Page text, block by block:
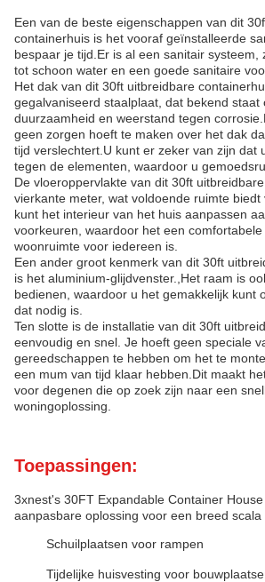
Een van de beste eigenschappen van dit
containerhuis is het vooraf geïnstalleerde
bespaar je tijd.Er is al een sanitair systeem,
tot schoon water en een goede sanitaire
Het dak van dit 30ft uitbreidbare
gegalvaniseerd staalplaat, dat bekend staat
duurzaamheid en weerstand tegen
geen zorgen hoeft te maken over het dak
tijd verslechtert.U kunt er zeker van zijn dat
tegen de elementen, waardoor u
De vloeroppervlakte van dit 30ft
vierkante meter, wat voldoende ruimte biedt
kunt het interieur van het huis aanpassen
voorkeuren, waardoor het een
woonruimte voor iedereen is.
Een ander groot kenmerk van dit 30ft
is het aluminium-glijdvenster.,Het raam is
bedienen, waardoor u het gemakkelijk kunt
dat nodig is.
Ten slotte is de installatie van dit 30ft
eenvoudig en snel. Je hoeft geen speciale
gereedschappen te hebben om het te
een mum van tijd klaar hebben.Dit maakt
voor degenen die op zoek zijn naar een
woningoplossing.
Toepassingen:
3xnest's 30FT Expandable Container
aanpasbare oplossing voor een breed scala
Schuilplaatsen voor rampen
Tijdelijke huisvesting voor